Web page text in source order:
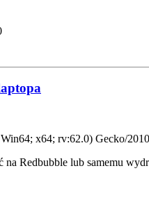
x64; rv:62.0) Gecko/
Redbubble lub samemu